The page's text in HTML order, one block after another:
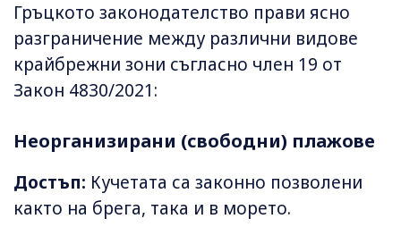
Гръцкото законодателство прави ясно
разграничение между различни видове
крайбрежни зони съгласно член 19 от
Закон 4830/2021:
Неорганизирани (свободни) плажове
Достъп: Кучетата са законно позволени
както на брега, така и в морето.